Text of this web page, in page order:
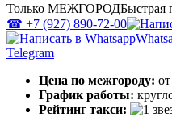
Только МЕЖГОРОДБыстрая
☎ +7 (927) 890-72-00
Telegram
Цена по межгороду:
График работы:
Рейтинг такси: